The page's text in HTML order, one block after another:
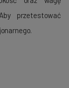
przetestować